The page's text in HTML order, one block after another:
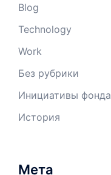
Blog
Technology
Work
Без рубрики
Инициативы фонда
История
Мета